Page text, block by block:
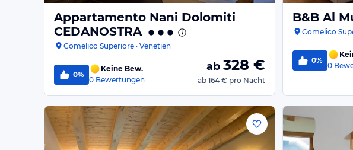
Appartamento Nani Dolomiti
CEDANOSTRA
Comelico Superiore · Venetien
0%
Keine Bew.
0 Bewertungen
ab 328 €
ab 164 € pro Nacht
B&B Al
Comelico
0%
0